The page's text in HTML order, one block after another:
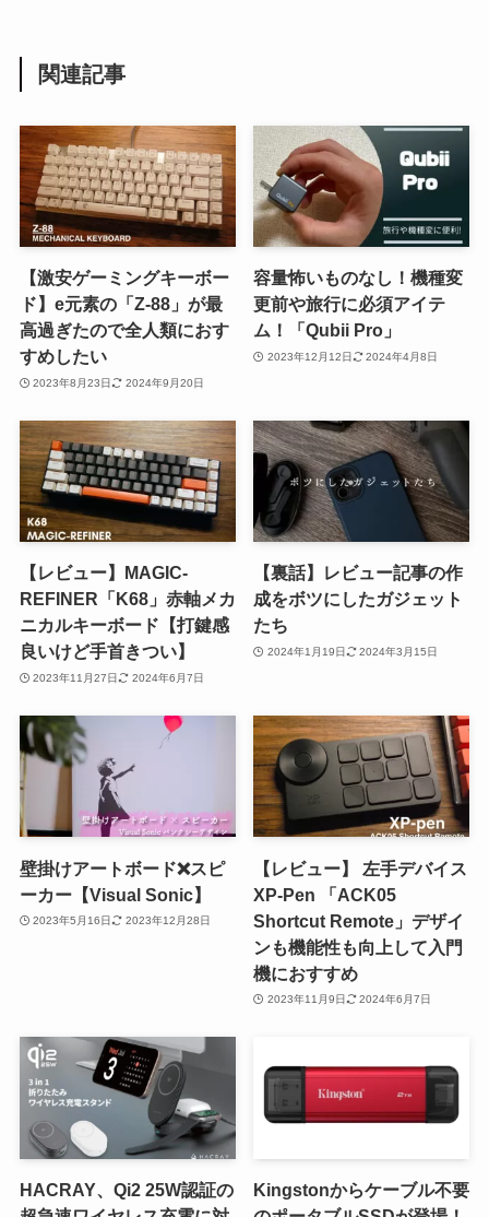
関連記事
【激安ゲーミングキーボー
ド】e元素の「Z-88」が最
高過ぎたので全人類におす
すめしたい
2023年8月23日 2024年9月20日
容量怖いものなし！機種変
更前や旅行に必須アイテ
ム！「Qubii Pro」
2023年12月12日 2024年4月8日
【レビュー】MAGIC-
REFINER「K68」赤軸メカ
ニカルキーボード【打鍵感
良いけど手首きつい】
2023年11月27日 2024年6月7日
【裏話】レビュー記事の作
成をボツにしたガジェット
たち
2024年1月19日 2024年3月15日
壁掛けアートボード❌スピ
ーカー【Visual Sonic】
2023年5月16日 2023年12月28日
【レビュー】 左手デバイス
XP-Pen 「ACK05
Shortcut Remote」デザイ
ンも機能性も向上して入門
機におすすめ
2023年11月9日 2024年6月7日
HACRAY、Qi2 25W認証の
Kingstonからケーブル不要